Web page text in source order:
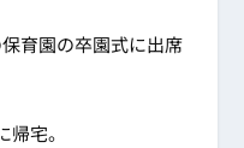
育園の卒園式に出席
宅。